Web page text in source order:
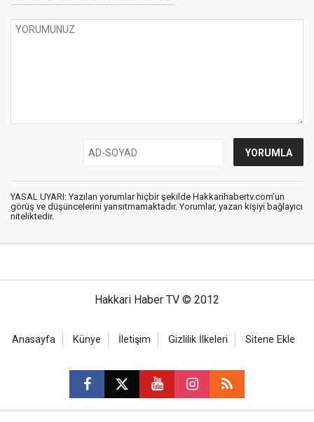
YASAL UYARI: Yazılan yorumlar hiçbir şekilde Hakkarihabertv.com’un
görüş ve düşüncelerini yansıtmamaktadır. Yorumlar, yazan kişiyi bağlayıcı
niteliktedir.
Hakkari Haber TV © 2012
Anasayfa Künye İletişim Gizlilik İlkeleri Sitene Ekle